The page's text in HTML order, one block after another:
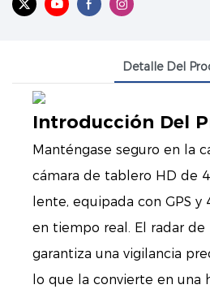
Detalle Del
Introducción Del
Manténgase seguro en la
cámara de tablero HD de
lente, equipada con GPS
en tiempo real. El radar de
garantiza una vigilancia
lo que la convierte en una